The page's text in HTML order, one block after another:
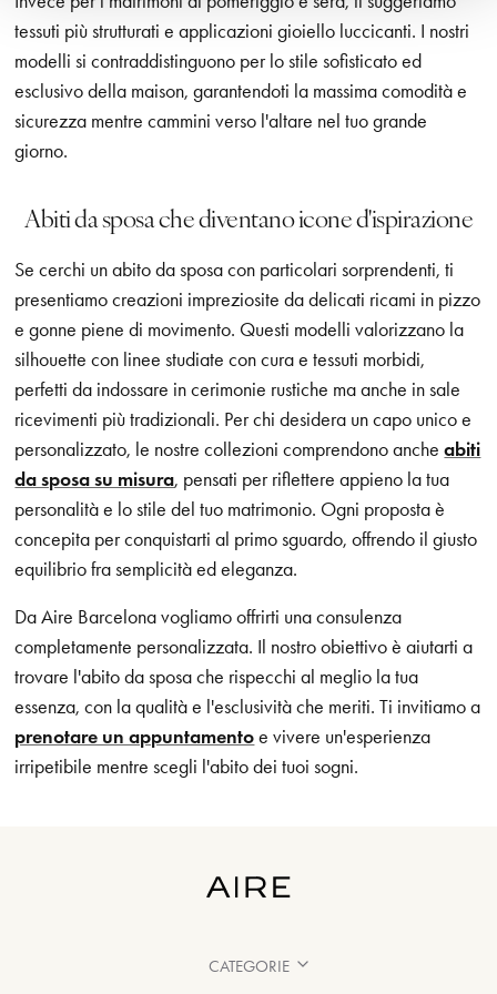
tessuti più strutturati e applicazioni gioiello luccicanti. I nostri
modelli si contraddistinguono per lo stile sofisticato ed
esclusivo della maison, garantendoti la massima comodità e
sicurezza mentre cammini verso l'altare nel tuo grande
giorno.
Abiti da sposa che diventano icone d'ispirazione
Se cerchi un abito da sposa con particolari sorprendenti, ti
presentiamo creazioni impreziosite da delicati ricami in pizzo
e gonne piene di movimento. Questi modelli valorizzano la
silhouette con linee studiate con cura e tessuti morbidi,
perfetti da indossare in cerimonie rustiche ma anche in sale
ricevimenti più tradizionali. Per chi desidera un capo unico e
personalizzato, le nostre collezioni comprendono ancheabiti
da sposa su misura, pensati per riflettere appieno la tua
personalità e lo stile del tuo matrimonio. Ogni proposta è
concepita per conquistarti al primo sguardo, offrendo il giusto
equilibrio fra semplicità ed eleganza.
Da Aire Barcelona vogliamo offrirti una consulenza
completamente personalizzata. Il nostro obiettivo è aiutarti a
trovare l'abito da sposa che rispecchi al meglio la tua
essenza, con la qualità e l'esclusività che meriti. Ti invitiamo a
prenotare un appuntamentoe vivere un'esperienza
irripetibile mentre scegli l'abito dei tuoi sogni.
CATEGORIE